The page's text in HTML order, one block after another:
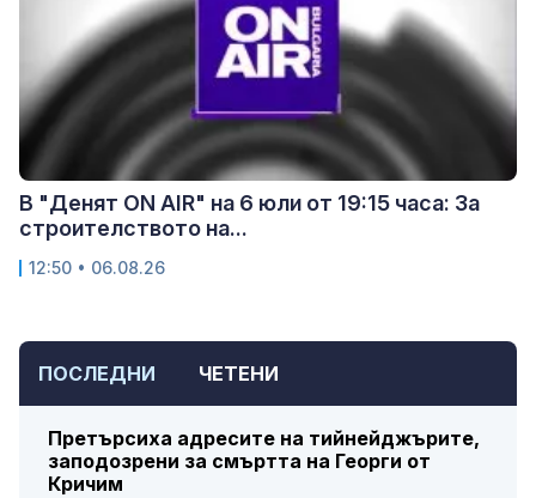
ПОСЛЕДНИ ЧЕТЕНИ
Претърсиха адресите на тийнейджърите,
заподозрени за смъртта на Георги от
Кричим
В "Денят ON AIR" на 6 юли от 19:15 часа: За
строителството на...
12:50 • 06.08.26